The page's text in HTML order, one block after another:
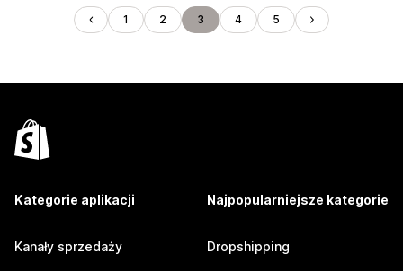
1 2 3 4 5
Kategorie aplikacji
Kanały sprzedaży
Najpopularniejsze kategorie
Dropshipping